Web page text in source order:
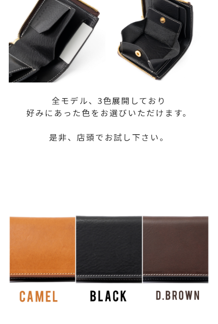
全モデル、3色展開しており
好みにあった色をお選びいただけます。
是非、店頭でお試し下さい。